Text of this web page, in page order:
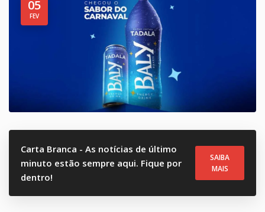
05
FEV
Carta Branca - As notícias de último
minuto estão sempre aqui. Fique por
dentro!
SAIBA
MAIS